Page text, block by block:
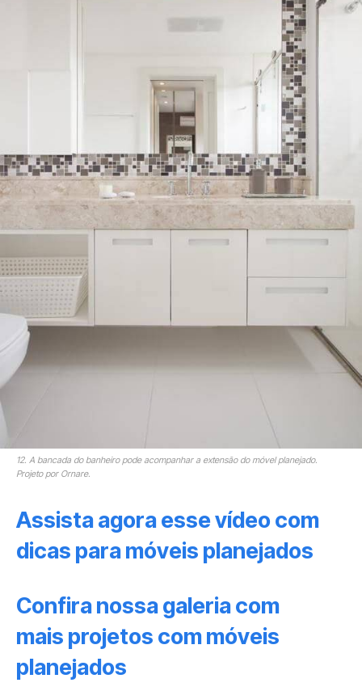
12. A bancada do banheiro pode acompanhar a extensão do móvel planejado.
Projeto por Ornare.
Assista agora esse vídeo com
dicas para móveis planejados
Confira nossa galeria com
mais projetos com móveis
planejados